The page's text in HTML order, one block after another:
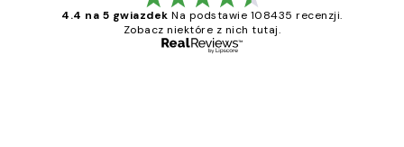
4.4 na 5 gwiazdek Na podstawie 108435 recenzji.
Zobacz niektóre z nich tutaj.